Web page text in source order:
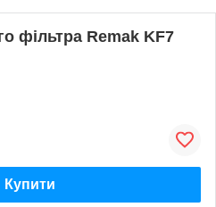
фільтра Remak KF7
Купити